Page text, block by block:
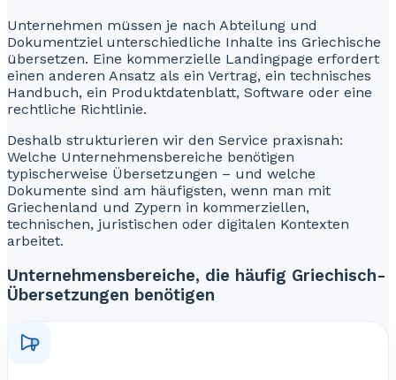
Unternehmen müssen je nach Abteilung und
Dokumentziel unterschiedliche Inhalte ins Griechische
übersetzen. Eine kommerzielle Landingpage erfordert
einen anderen Ansatz als ein Vertrag, ein technisches
Handbuch, ein Produktdatenblatt, Software oder eine
rechtliche Richtlinie.
Deshalb strukturieren wir den Service praxisnah:
Welche Unternehmensbereiche benötigen
typischerweise Übersetzungen – und welche
Dokumente sind am häufigsten, wenn man mit
Griechenland und Zypern in kommerziellen,
technischen, juristischen oder digitalen Kontexten
arbeitet.
Unternehmensbereiche, die häufig Griechisch-
Übersetzungen benötigen